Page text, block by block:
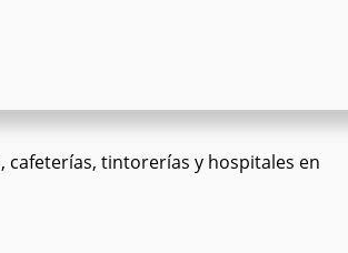
tintorerías y hospitales en